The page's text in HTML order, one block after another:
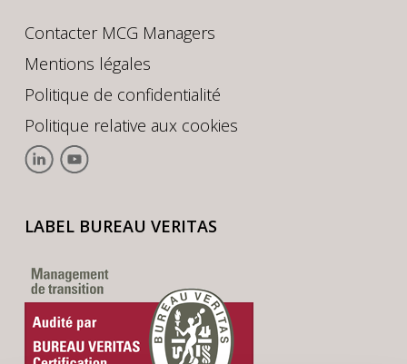
Contacter MCG Managers
Mentions légales
Politique de confidentialité
Politique relative aux cookies
LABEL BUREAU VERITAS